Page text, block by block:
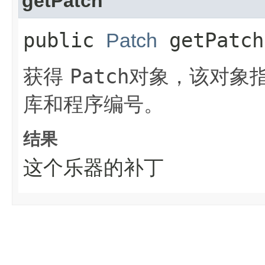
public Patch
获得 Patch对象，该对象
库和程序编号。
结果
这个乐器的补丁